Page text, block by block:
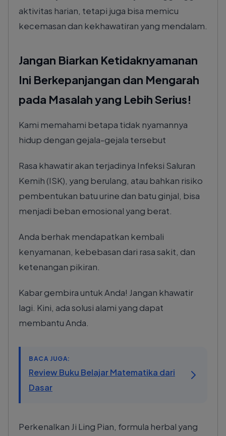
aktivitas harian, tetapi juga bisa memicu
kecemasan dan kekhawatiran yang mendalam.
Jangan Biarkan Ketidaknyamanan
Ini Berkepanjangan dan Mengarah
pada Masalah yang Lebih Serius!
Kami memahami betapa tidak nyamannya
hidup dengan gejala-gejala tersebut
Rasa khawatir akan terjadinya Infeksi Saluran
Kemih (ISK), yang berulang, atau bahkan risiko
pembentukan batu urine dan batu ginjal, bisa
menjadi beban emosional yang berat.
Anda berhak mendapatkan kembali
kenyamanan, kebebasan dari rasa sakit, dan
ketenangan pikiran.
Kabar gembira untuk Anda! Jangan khawatir
lagi. Kini, ada solusi alami yang dapat
membantu Anda.
BACA JUGA:
Review Buku Belajar Matematika dari
Dasar
Perkenalkan Ji Ling Pian, formula herbal yang